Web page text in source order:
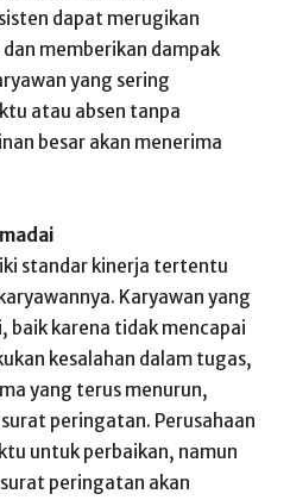
dapat merugikan
memberikan dampak
yang sering
atau absen tanpa
besar akan menerima
standar kinerja tertentu
Karyawan yang
baik karena tidak mencapai
kesalahan dalam tugas,
yang terus menurun,
peringatan. Perusahaan
untuk perbaikan, namun
peringatan akan